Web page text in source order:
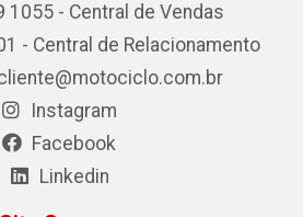
1055 - Central de Vendas
- Central de Relacionamento
Instagram
Facebook
Linkedin